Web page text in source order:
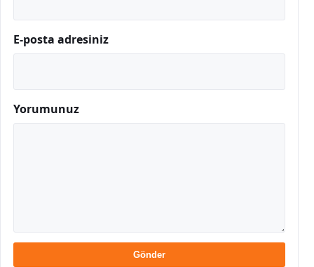
E-posta adresiniz
Yorumunuz
Gönder